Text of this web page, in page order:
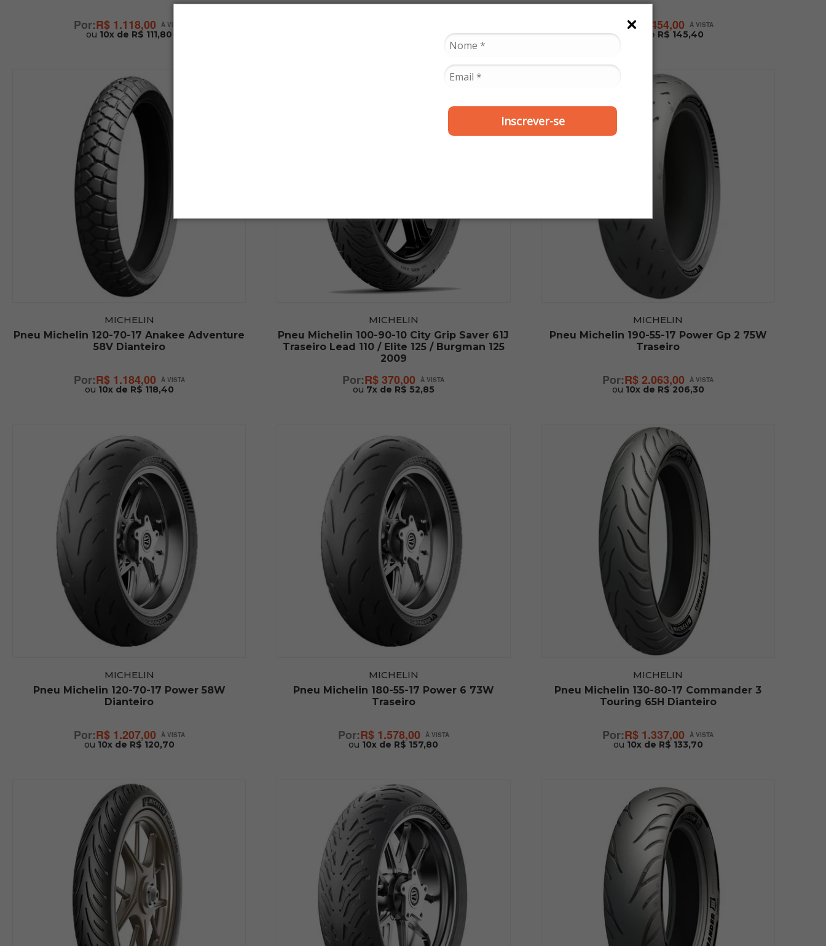
Inscrever-se
R$ 1.118,00
ou 10x de R$ 111,80
R$ 1.454,00
ou 10x de R$ 145,40
MICHELIN
Pneu Michelin 120-70-17 Anakee Adventure
58V Dianteiro
R$ 1.184,00
ou 10x de R$ 118,40
MICHELIN
Pneu Michelin 100-90-10 City Grip Saver 61J
Traseiro Lead 110 / Elite 125 / Burgman 125
2009
R$ 370,00
ou 7x de R$ 52,85
MICHELIN
Pneu Michelin 190-55-17 Power Gp 2 75W
Traseiro
R$ 2.063,00
ou 10x de R$ 206,30
MICHELIN
Pneu Michelin 120-70-17 Power 58W
Dianteiro
R$ 1.207,00
ou 10x de R$ 120,70
MICHELIN
Pneu Michelin 180-55-17 Power 6 73W
Traseiro
R$ 1.578,00
ou 10x de R$ 157,80
MICHELIN
Pneu Michelin 130-80-17 Commander 3
Touring 65H Dianteiro
R$ 1.337,00
ou 10x de R$ 133,70